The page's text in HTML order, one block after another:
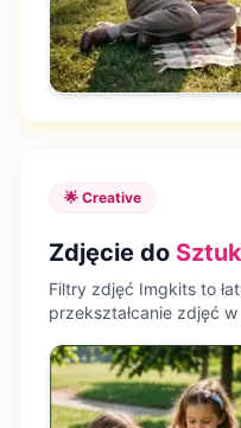
🌟 Creative
Zdjęcie do
Filtry zdjęć Imgkits to
przekształcanie zdjęć
Twórz spójną estetykę
mediach